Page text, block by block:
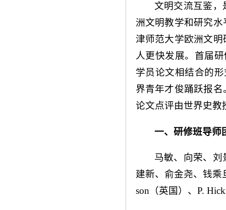
文明交流互鉴
洲文明教学和研究
津师范大学欧洲文
人更快发展。首届
学员论文相结合的
界青年才俊踊跃报
论文点评由世界史教
一、研修班导师
马敏、向荣、
建新、俞金尧、钱乘
son（英国）、P.